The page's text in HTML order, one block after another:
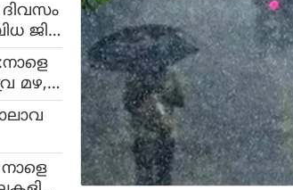
ജില്ല
മഴ,
റെഡ്
ജില്ല
നാളെ